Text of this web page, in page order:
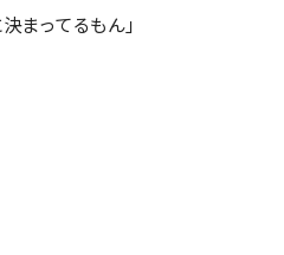
まってるもん」